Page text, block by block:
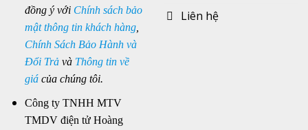
đồng ý với Chính sách bảo
mật thông tin khách hàng,
Chính Sách Bảo Hành và
Đổi Trảvà Thông tin về
giácủa chúng tôi.
Công ty TNHH MTV
TMDV điện tử Hoàng
Liên hệ